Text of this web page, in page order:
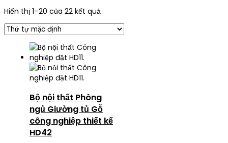
Hiển thị 1–20 của 22 kết quả
Bộ nội thất Phòng
ngủ Giường tủ Gỗ
công nghiệp thiết kế
HD42